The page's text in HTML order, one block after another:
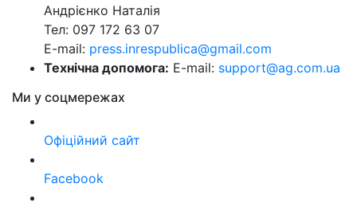
Андрієнко Наталія
Тел: 097 172 63 07
E-mail: press.inrespublica@gmail.com
Технічна допомога: E-mail: support@ag.com.ua
Ми у соцмережах
Офіційний сайт
Facebook